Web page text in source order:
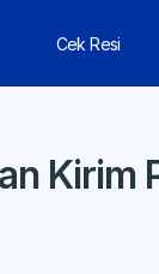
Cek Resi
Kirim